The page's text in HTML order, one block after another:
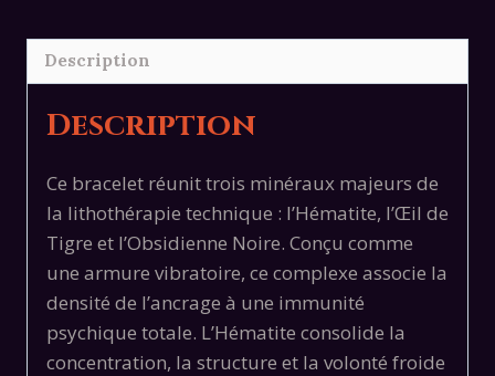
Description
Description
Ce bracelet réunit trois minéraux majeurs de
la lithothérapie technique : l’Hématite, l’Œil de
Tigre et l’Obsidienne Noire. Conçu comme
une armure vibratoire, ce complexe associe la
densité de l’ancrage à une immunité
psychique totale. L’Hématite consolide la
concentration, la structure et la volonté froide